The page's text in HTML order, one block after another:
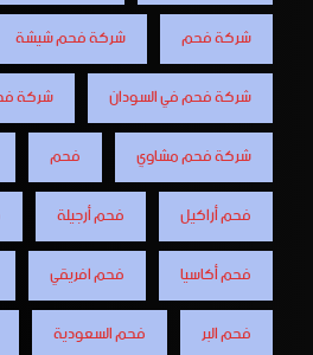
شركة فحم
شركة فحم شيشة
شركة فحم في السودان
شركة
شركة فحم مشاوي
فحم
فحم أراكيل
فحم أرجيلة
فحم أكاسيا
فحم افريقي
فحم البر
فحم السعودية